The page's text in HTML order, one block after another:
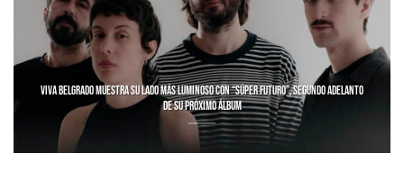
VIVA BELGRADO MUESTRA SU LADO MÁS LUMINOSO CON “SÚPER FUTURO”, SEGUNDO ADELANTO
DE SU PRÓXIMO ÁLBUM